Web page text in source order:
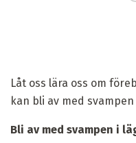
Låt oss lära oss om
kan bli av med
Bli av med svampen i